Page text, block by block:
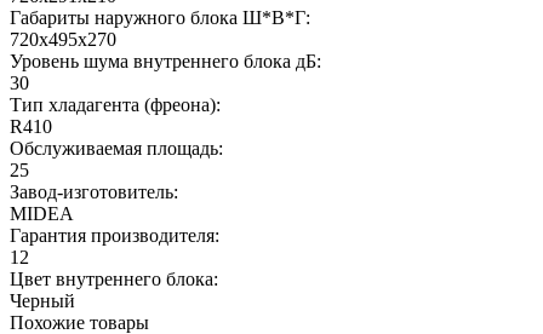
Габариты наружного блока Ш*В*Г:
720x495x270
Уровень шума внутреннего блока дБ:
30
Тип хладагента (фреона):
R410
Обслуживаемая площадь:
25
Завод-изготовитель:
MIDEA
Гарантия производителя:
12
Цвет внутреннего блока:
Черный
Похожие товары